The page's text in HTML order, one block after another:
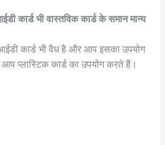
कार्ड भी वास्तविक कार्ड के समान मान्य
कार्ड भी वैध है और आप इसका उपयोग
प्लास्टिक कार्ड का उपयोग करते हैं।